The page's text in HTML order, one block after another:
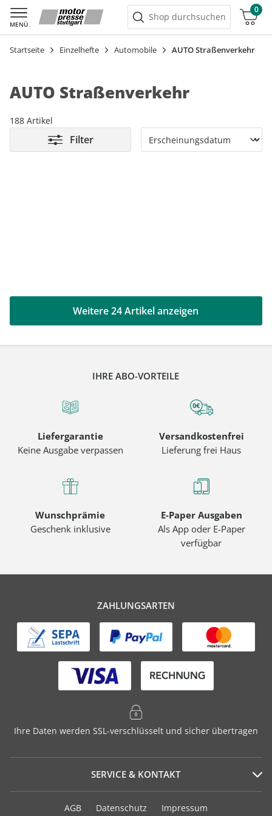
MENÜ
Shop durchsuchen
0
Warenkorb
Startseite Einzelhefte Automobile AUTO Straßenverkehr
AUTO Straßenverkehr
188 Artikel
Filter
Weitere 24 Artikel anzeigen
IHRE ABO-VORTEILE
Liefergarantie
Keine Ausgabe verpassen
Versandkostenfrei
Lieferung frei Haus
Wunschprämie
Geschenk inklusive
E-Paper Ausgaben
Als App oder E-Paper
verfügbar
ZAHLUNGSARTEN
Ihre Daten werden SSL-verschlüsselt und sicher übertragen
SERVICE & KONTAKT
Serviceportal
AGB Datenschutz Impressum